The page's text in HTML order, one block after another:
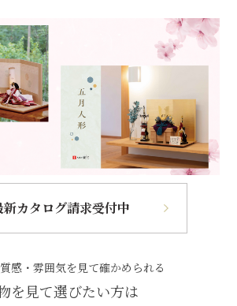
新カタログ請求受付中
感・雰囲気を見て確かめられる
を見て選びたい方は